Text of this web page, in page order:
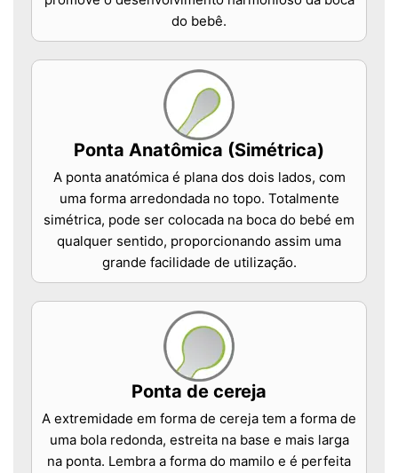
do bebê.
Ponta Anatômica (Simétrica)
A ponta anatómica é plana dos dois lados, com
uma forma arredondada no topo. Totalmente
simétrica, pode ser colocada na boca do bebé em
qualquer sentido, proporcionando assim uma
grande facilidade de utilização.
Ponta de cereja
A extremidade em forma de cereja tem a forma de
uma bola redonda, estreita na base e mais larga
na ponta. Lembra a forma do mamilo e é perfeita